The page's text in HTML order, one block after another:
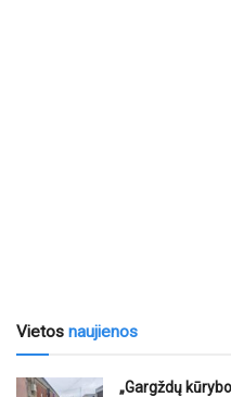
Vietos naujienos
„Gargždų